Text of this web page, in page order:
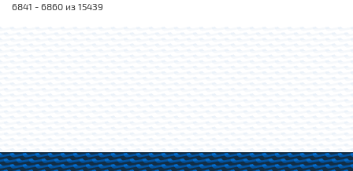
6841 - 6860 из 15439